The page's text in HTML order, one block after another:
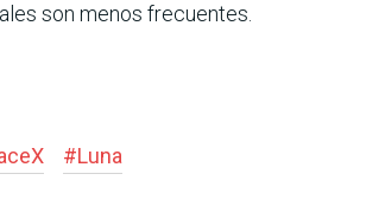
son menos frecuentes.
#Luna